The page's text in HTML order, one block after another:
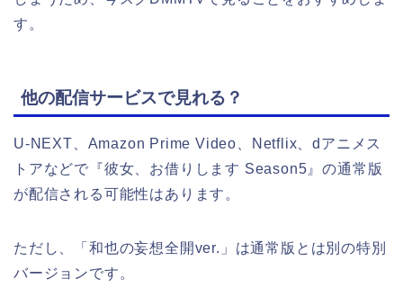
す。
他の配信サービスで見れる？
U-NEXT、Amazon Prime Video、Netflix、dアニメス
トアなどで『彼女、お借りします Season5』の通常版
が配信される可能性はあります。
ただし、「和也の妄想全開ver.」は通常版とは別の特別
バージョンです。